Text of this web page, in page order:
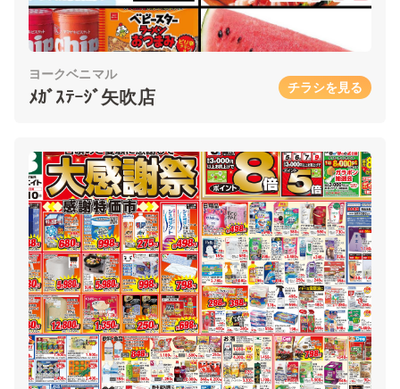
ヨークベニマル
ﾒｶﾞｽﾃｰｼﾞ矢吹店 チラシを見る